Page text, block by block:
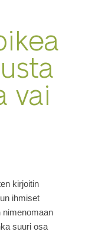
vai
kirjoitin
ihmiset
nimenomaan
suuri osa